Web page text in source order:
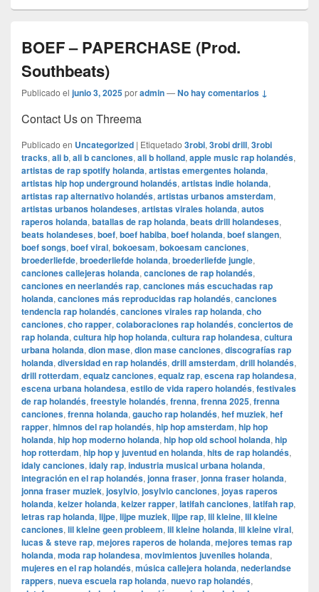
BOEF – PAPERCHASE (Prod.
Southbeats)
Publicado el junio 3, 2025poradmin—No hay comentarios ↓
Contact Us on Threema
Publicado en Uncategorized | Etiquetado 3robi, 3robi drill, 3robi
tracks, ali b, ali b canciones, ali b holland, apple music rap holandés,
artistas de rap spotify holanda, artistas emergentes holanda,
artistas hip hop underground holandés, artistas indie holanda,
artistas rap alternativo holandés, artistas urbanos amsterdam,
artistas urbanos holandeses, artistas virales holanda, autos
raperos holanda, batallas de rap holanda, beats drill holandeses,
beats holandeses, boef, boef habiba, boef holanda, boef slangen,
boef songs, boef viral, bokoesam, bokoesam canciones,
broederliefde, broederliefde holanda, broederliefde jungle,
canciones callejeras holanda, canciones de rap holandés,
canciones en neerlandés rap, canciones más escuchadas rap
holanda, canciones más reproducidas rap holandés, canciones
tendencia rap holandés, canciones virales rap holanda, cho
canciones, cho rapper, colaboraciones rap holandés, conciertos de
rap holanda, cultura hip hop holanda, cultura rap holandesa, cultura
urbana holanda, dion mase, dion mase canciones, discografías rap
holanda, diversidad en rap holandés, drill amsterdam, drill holandés,
drill rotterdam, equalz canciones, equalz rap, escena rap holandesa,
escena urbana holandesa, estilo de vida rapero holandés, festivales
de rap holandés, freestyle holandés, frenna, frenna 2025, frenna
canciones, frenna holanda, gaucho rap holandés, hef muziek, hef
rapper, himnos del rap holandés, hip hop amsterdam, hip hop
holanda, hip hop moderno holanda, hip hop old school holanda, hip
hop rotterdam, hip hop y juventud en holanda, hits de rap holandés,
idaly canciones, idaly rap, industria musical urbana holanda,
integración en el rap holandés, jonna fraser, jonna fraser holanda,
jonna fraser muziek, josylvio, josylvio canciones, joyas raperos
holanda, keizer holanda, keizer rapper, latifah canciones, latifah rap,
letras rap holanda, lijpe, lijpe muziek, lijpe rap, lil kleine, lil kleine
canciones, lil kleine geen probleem, lil kleine holanda, lil kleine viral,
lucas & steve rap, mejores raperos de holanda, mejores temas rap
holanda, moda rap holandesa, movimientos juveniles holanda,
mujeres en el rap holandés, música callejera holanda, nederlandse
rappers, nueva escuela rap holanda, nuevo rap holandés,